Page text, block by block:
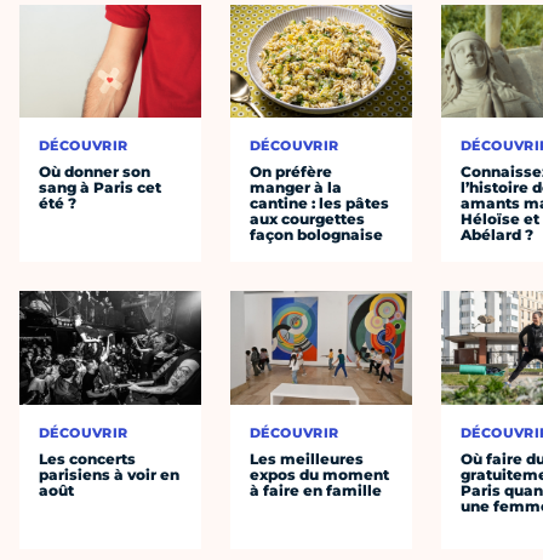
DÉCOUVRIR
Où donner son
sang à Paris cet
été ?
DÉCOUVRIR
Les concerts
parisiens à voir en
août
DÉCOUVRIR
On préfère
manger à la
cantine : les pâtes
aux courgettes
façon bolognaise
DÉCOUVRIR
Les meilleures
expos du moment
à faire en famille
l’histoire
amants
Héloïse et
Abélard ?
Où faire
Paris
une